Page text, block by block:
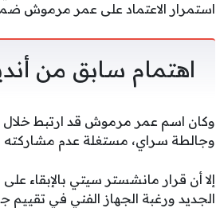
استمرار الاعتماد على عمر مرموش
اهتمام سابق من
وكان اسم عمر مرموش قد ارتبط خلال
وجالطة سراي، مستغلة عدم
إلا أن قرار مانشستر سيتي بالإبقاء
الجديد ورغبة الجهاز الفني في